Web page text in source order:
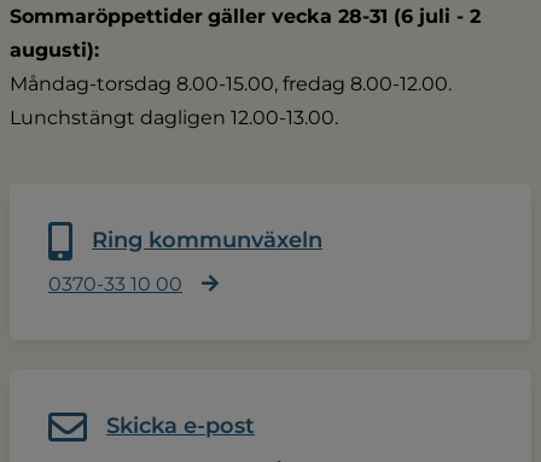
Sommaröppettider gäller vecka 28-31 (6 juli - 2
augusti):
Måndag-torsdag 8.00-15.00, fredag 8.00-12.00.
Lunchstängt dagligen 12.00-13.00.
Ring kommunväxeln
0370-33 10 00
Skicka e-post